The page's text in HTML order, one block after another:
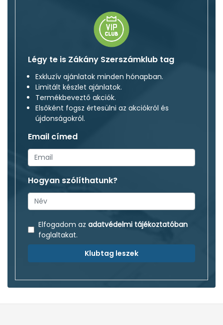
Légy te is Zákány Szerszámklub tag
Exkluzív ajánlatok minden hónapban.
Limitált készlet ajánlatok.
Termékbeveztő akciók.
Elsőként fogsz értesülni az akciókról és
újdonságokról.
Email címed
Hogyan szólíthatunk?
Elfogadom az adatvédelmi tájékoztatóban
foglaltakat.
Klubtag leszek